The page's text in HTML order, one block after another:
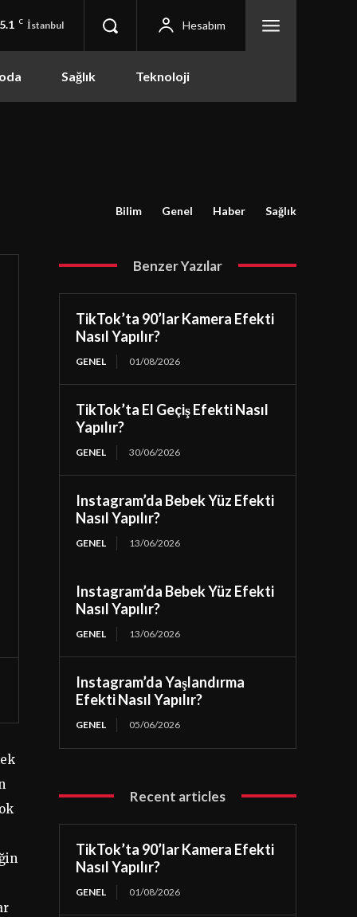
C İstanbul Hesabım
Sağlık Teknoloji
Bilim Genel Haber Sağlık
Benzer Yazılar
TikTok’ta 90’lar Kamera Efekti
Nasıl Yapılır?
GENEL 01/08/2026
TikTok’ta El Geçiş Efekti Nasıl
Yapılır?
GENEL 30/06/2026
Instagram’da Bebek Yüz Efekti
Nasıl Yapılır?
GENEL 13/06/2026
Instagram’da Bebek Yüz Efekti
Nasıl Yapılır?
GENEL 13/06/2026
Instagram’da Yaşlandırma
Efekti Nasıl Yapılır?
GENEL 05/06/2026
Recent articles
TikTok’ta 90’lar Kamera Efekti
Nasıl Yapılır?
GENEL 01/08/2026